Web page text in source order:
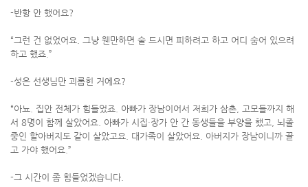
-반항 안 했어요?
“그런 건 없었어요. 그냥 웬만하면 술 드시면 피하려고 하고 어디 숨어 있으려
하고 했죠.”
-성은 선생님만 괴롭힌 거에요?
“아뇨. 집안 전체가 힘들었죠. 아빠가 장남이어서 저희가 삼촌, 고모들까지 해
서 8명이 함께 살았어요. 아빠가 시집·장가 안 간 동생들을 부양을 했고, 뇌졸
중인 할아버지도 같이 살았고요. 대가족이 살았어요. 아버지가 장남이니까 끌
고 가야 했어요.”
-그 시간이 좀 힘들었겠습니다.